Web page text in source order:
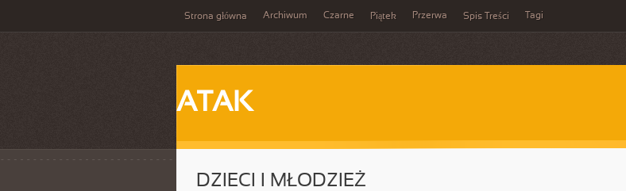
Strona główna Archiwum Czarne Piątek Przerwa Spis Treści Tagi
ATAK
DZIECI I MŁODZIEŻ